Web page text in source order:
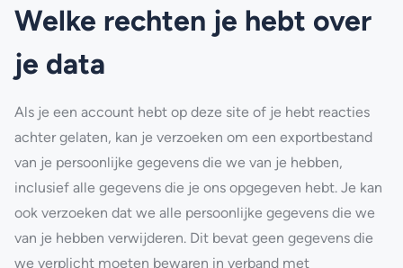
Welke rechten je hebt over
je data
Als je een account hebt op deze site of je hebt reacties
achter gelaten, kan je verzoeken om een exportbestand
van je persoonlijke gegevens die we van je hebben,
inclusief alle gegevens die je ons opgegeven hebt. Je kan
ook verzoeken dat we alle persoonlijke gegevens die we
van je hebben verwijderen. Dit bevat geen gegevens die
we verplicht moeten bewaren in verband met